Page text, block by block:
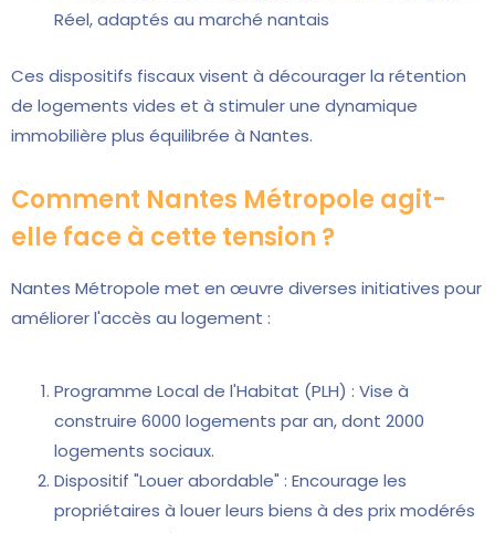
Réel, adaptés au marché nantais
Ces dispositifs fiscaux visent à décourager la rétention
de logements vides et à stimuler une dynamique
immobilière plus équilibrée à Nantes.
Comment Nantes Métropole agit-
elle face à cette tension ?
Nantes Métropole met en œuvre diverses initiatives pour
améliorer l'accès au logement :
Programme Local de l'Habitat (PLH) : Vise à
construire 6000 logements par an, dont 2000
logements sociaux.
Dispositif "Louer abordable" : Encourage les
propriétaires à louer leurs biens à des prix modérés